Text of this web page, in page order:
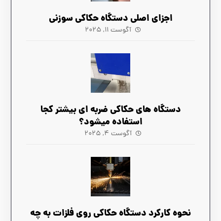
اجزای اصلی دستگاه حکاکی سوزنی
آگوست ۱۱, ۲۰۲۵
دستگاه های حکاکی ضربه ‌ای بیشتر کجا
استفاده میشود؟
آگوست ۴, ۲۰۲۵
نحوه کارکرد دستگاه حکاکی روی فلزات به چه